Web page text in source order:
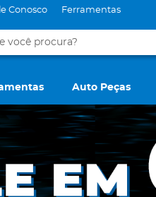
Conosco Ferramentas
Auto Peças